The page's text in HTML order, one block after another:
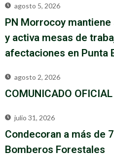
agosto 5, 2026
PN Morrocoy
y activa mesas de
afectaciones en Punta
agosto 2, 2026
COMUNICADO OFICIAL
julio 31, 2026
Condecoran a más de
Bomberos Forestales